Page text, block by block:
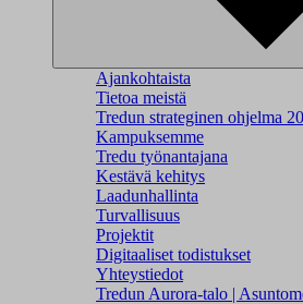
Ajankohtaista
Tietoa meistä
Tredun strateginen ohjelma
Kampuksemme
Tredu työnantajana
Kestävä kehitys
Laadunhallinta
Turvallisuus
Projektit
Digitaaliset todistukset
Yhteystiedot
Tredun Aurora-talo |